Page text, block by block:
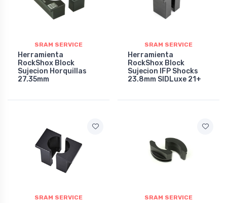
SRAM SERVICE
Herramienta
RockShox Block
Sujecion Horquillas
27.35mm
SRAM SERVICE
Herramienta
RockShox Block
Sujecion IFP Shocks
23.8mm SIDLuxe 21+
SRAM SERVICE SRAM SERVICE